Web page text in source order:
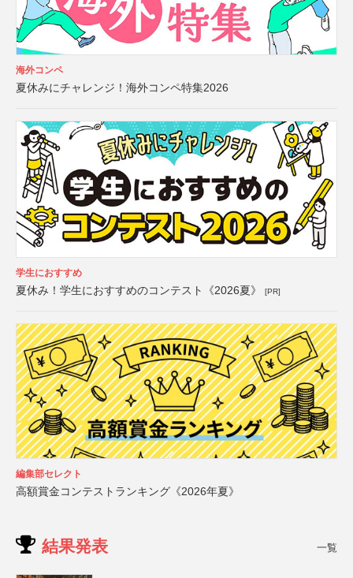
海外コンペ
夏休みにチャレンジ！海外コンペ特集2026
学生におすすめ
夏休み！学生におすすめのコンテスト《2026夏》 [PR]
編集部セレクト
高額賞金コンテストランキング《2026年夏》
結果発表 一覧